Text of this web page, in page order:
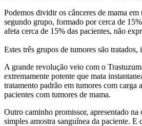
Podemos dividir os cânceres de mama
segundo grupo, formado por cerca de
afeta cerca de 15% das pacientes, não
Estes três grupos de tumores são
A grande revolução veio com o
extremamente potente que mata
tratamento padrão em tumores com
pacientes com tumores de mama.
Outro caminho promissor, apresentado
simples amostra sanguínea da paciente.